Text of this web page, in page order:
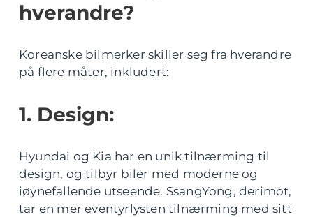
hverandre?
Koreanske bilmerker skiller seg fra hverandre
på flere måter, inkludert:
1. Design:
Hyundai og Kia har en unik tilnærming til
design, og tilbyr biler med moderne og
iøynefallende utseende. SsangYong, derimot,
tar en mer eventyrlysten tilnærming med sitt